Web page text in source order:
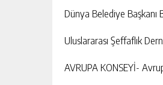
Dünya Belediye Başkanı
Uluslararası Şeffaflık
AVRUPA KONSEYİ-